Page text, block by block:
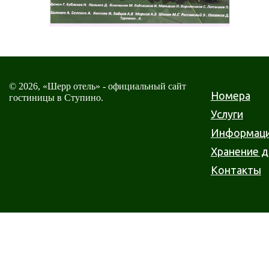
© 2026, «Шерр отель» - официальный сайт
гостиницы в Ступино.
Номера
Услуги
Хранение
Контакты